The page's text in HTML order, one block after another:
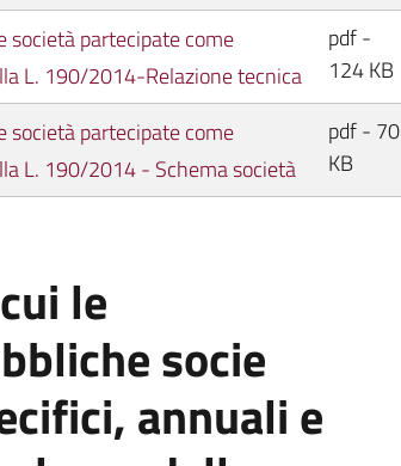
società partecipate come
L. 190/2014-Relazione tecnica
pdf -
124 KB
società partecipate come
L. 190/2014 - Schema società
pdf - 70
KB
le
socie
annuali e